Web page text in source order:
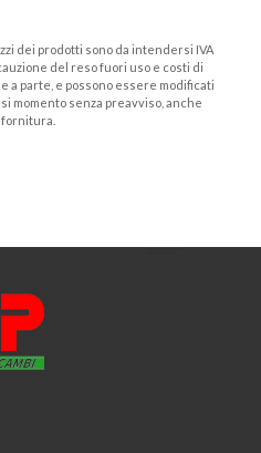
dei prodotti sono da intendersi IVA
del reso fuori uso e costi di
a parte, e possono essere modificati
momento senza preavviso, anche